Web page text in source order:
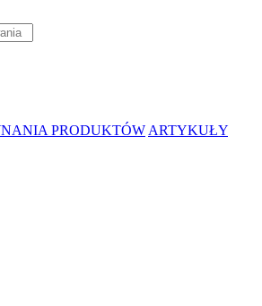
PRODUKTÓW ARTYKUŁY